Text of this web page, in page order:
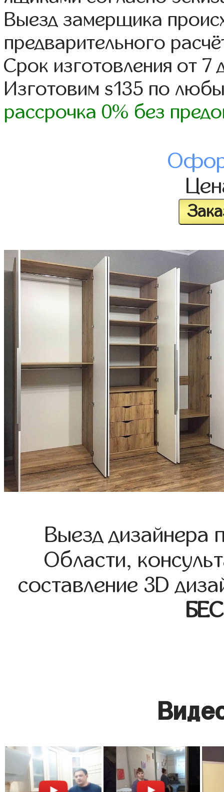
Выезд замерщика
предварительного
Срок изготовления от 7
Изготовим s135 по
рассрочка 0% без
Выезд дизайнера
Области,
составление 3D